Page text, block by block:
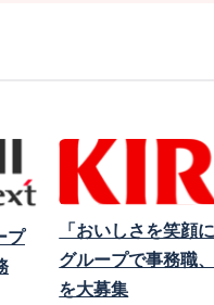
プ
「おいしさを笑顔
グループで事務職
を大募集